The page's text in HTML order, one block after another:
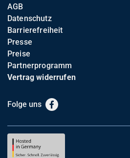
AGB
Datenschutz
Barrierefreiheit
Presse
Preise
Partnerprogramm
Vertrag widerrufen
Folge uns Facebook